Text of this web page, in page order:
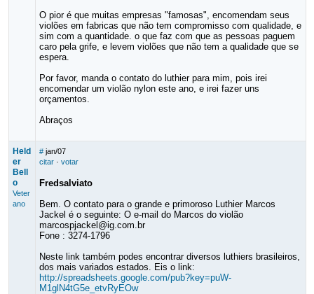
O pior é que muitas empresas "famosas", encomendam seus
violões em fabricas que não tem compromisso com qualidade, e
sim com a quantidade. o que faz com que as pessoas paguem
caro pela grife, e levem violões que não tem a qualidade que se
espera.
Por favor, manda o contato do luthier para mim, pois irei
encomendar um violão nylon este ano, e irei fazer uns
orçamentos.
Abraços
Held
er
Bell
o
Veter
ano
# jan/07
citar· votar
Fredsalviato
Bem. O contato para o grande e primoroso Luthier Marcos
Jackel é o seguinte: O e-mail do Marcos do violão
marcospjackel@ig.com.br
Fone : 3274-1796
Neste link também podes encontrar diversos luthiers brasileiros,
dos mais variados estados. Eis o link:
http://spreadsheets.google.com/pub?key=puW-
M1glN4tG5e_etvRyEOw